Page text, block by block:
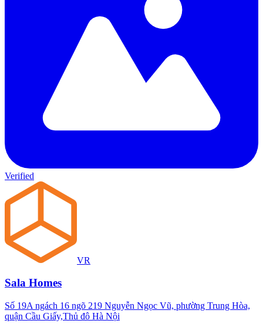
Verified
VR
Sala Homes
Số 19A ngách 16 ngõ 219 Nguyễn Ngọc Vũ, phường Trung Hòa,
quận Cầu Giấy,Thủ đô Hà Nội